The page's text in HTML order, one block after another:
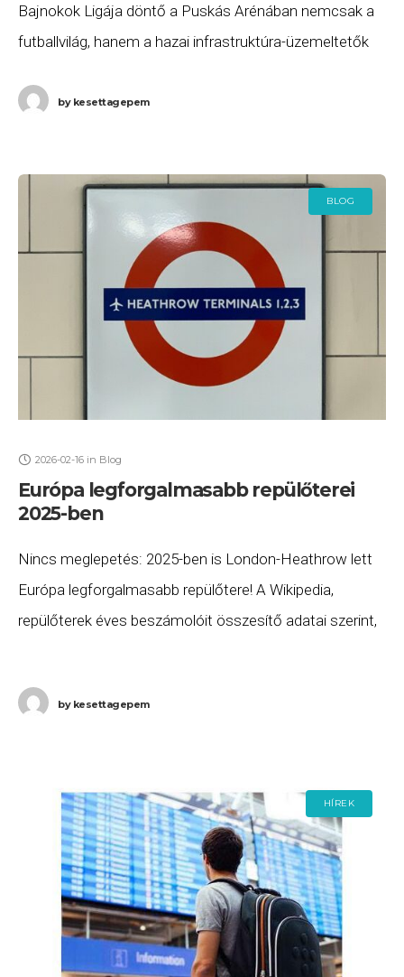
Bajnokok Ligája döntő a Puskás Arénában nemcsak a
futballvilág, hanem a hazai infrastruktúra-üzemeltetők
hivatalos közlése
bykesettagepem
BLOG
2026-02-16 in Blog
Európa legforgalmasabb repülőterei
2025-ben
Nincs meglepetés: 2025-ben is London-Heathrow lett
Európa legforgalmasabb repülőtere! A Wikipedia,
repülőterek éves beszámolóit összesítő adatai szerint,
bykesettagepem
HÍREK